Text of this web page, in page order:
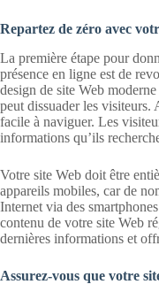
Repartez de zéro avec
La première étape pour
présence en ligne est de
design de site Web
peut dissuader les visiteurs.
facile à naviguer. Les
informations qu’ils
Votre site Web doit être
appareils mobiles, car de
Internet via des
contenu de votre site Web
dernières informations et
Assurez-vous que votre